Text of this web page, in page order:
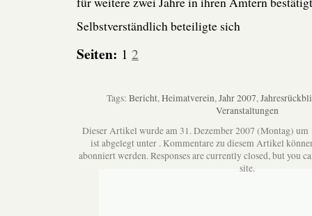
Selbstverständlich beteiligte sich
Seiten: 1 2
Tags: Bericht,Heimatverein,Jahr 2007,
Veranstaltungen
Dieser Artikel wurde am 31. Dezember 2007 (Montag) um
ist abgelegt unter . Kommentare zu diesem Artikel
abonniert werden. Responses are currently closed, but you
site.